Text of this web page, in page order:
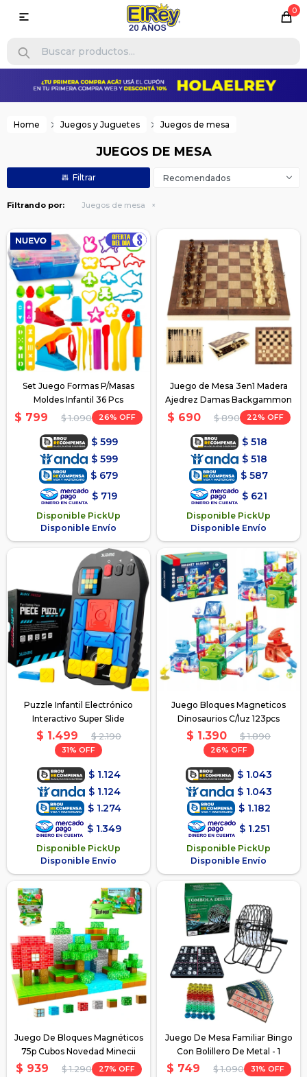
0

Home Juegos y Juguetes Juegos de mesa
JUEGOS DE MESA
Recomendados
Filtrando por: Juegos de mesa
Set Juego Formas P/Masas
Moldes Infantil 36 Pcs
$ 799 $ 1.090 26
$ 599
$ 599
$ 679
$ 719
Disponible PickUp
Disponible Envío
Juego de Mesa 3en1 Madera
Ajedrez Damas Backgammon
$ 690 $ 890 22
$ 518
$ 518
$ 587
$ 621
Disponible PickUp
Disponible Envío
Puzzle Infantil Electrónico
Interactivo Super Slide
$ 1.499 $ 2.190
31
$ 1.124
$ 1.124
$ 1.274
$ 1.349
Disponible PickUp
Disponible Envío
Juego Bloques Magneticos
Dinosaurios C/luz 123pcs
$ 1.390 $ 1.890
26
$ 1.043
$ 1.043
$ 1.182
$ 1.251
Disponible PickUp
Disponible Envío
Juego De Bloques Magnéticos
75p Cubos Novedad Minecii
$ 939 $ 1.290 27
Juego De Mesa Familiar Bingo
Con Bolillero De Metal - 1
$ 749 $ 1.090 31